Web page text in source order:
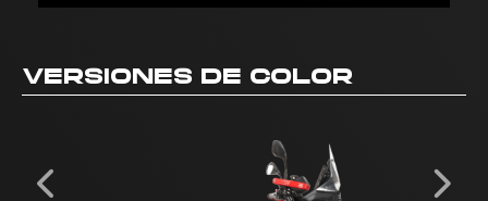
VERSIONES DE COLOR